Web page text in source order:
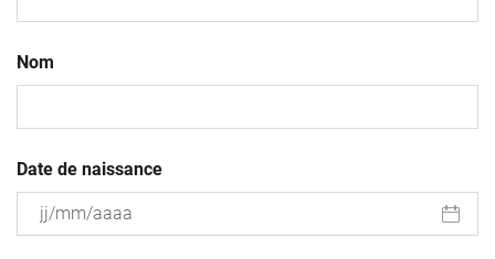
Nom
Date de naissance